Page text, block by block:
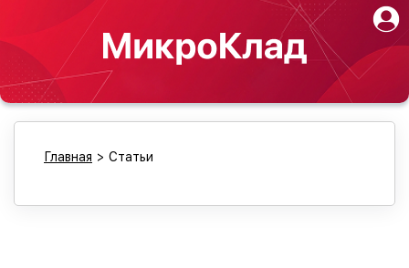
Главная > Статьи